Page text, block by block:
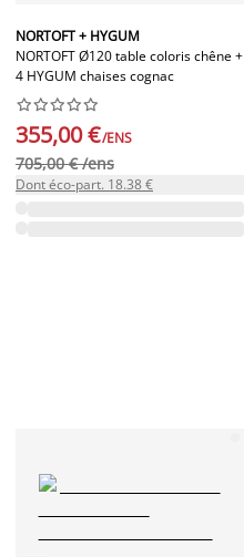
NORTOFT + HYGUM
NORTOFT Ø120 table coloris chêne +
4 HYGUM chaises cognac






355,00 €/ENS
705,00 € /ens
Dont éco-part. 18.38 €